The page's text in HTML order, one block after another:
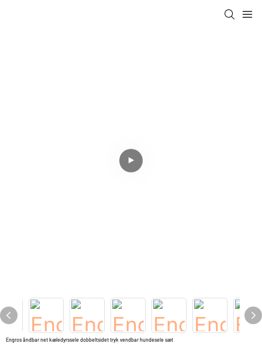
Engros åndbar net kæledyrssele dobbeltsidet tryk vendbar hundesele sæt